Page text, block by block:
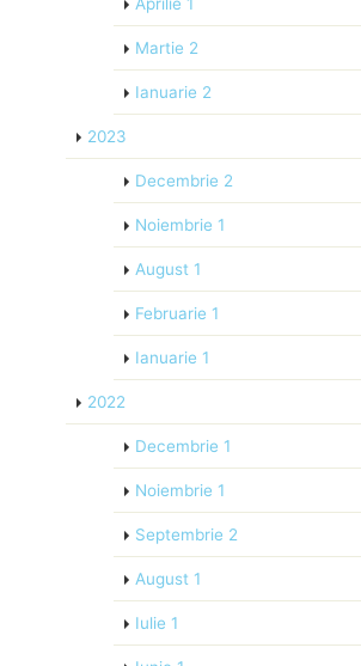
Martie 2
Ianuarie 2
2023
Decembrie 2
Noiembrie 1
August 1
Februarie 1
Ianuarie 1
2022
Decembrie 1
Noiembrie 1
Septembrie 2
August 1
Iulie 1